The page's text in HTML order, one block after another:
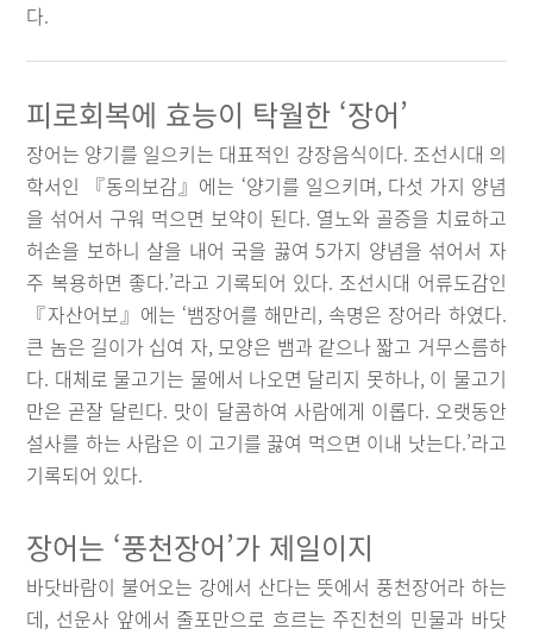
다.
피로회복에 효능이 탁월한 ‘장어’
장어는 양기를 일으키는 대표적인 강장음식이다. 조선시대 의
학서인 『동의보감』에는 ‘양기를 일으키며, 다섯 가지 양념
을 섞어서 구워 먹으면 보약이 된다. 열노와 골증을 치료하고
허손을 보하니 살을 내어 국을 끓여 5가지 양념을 섞어서 자
주 복용하면 좋다.’라고 기록되어 있다. 조선시대 어류도감인
『자산어보』에는 ‘뱀장어를 해만리, 속명은 장어라 하였다.
큰 놈은 길이가 십여 자, 모양은 뱀과 같으나 짧고 거무스름하
다. 대체로 물고기는 물에서 나오면 달리지 못하나, 이 물고기
만은 곧잘 달린다. 맛이 달콤하여 사람에게 이롭다. 오랫동안
설사를 하는 사람은 이 고기를 끓여 먹으면 이내 낫는다.’라고
기록되어 있다.
장어는 ‘풍천장어’가 제일이지
바닷바람이 불어오는 강에서 산다는 뜻에서 풍천장어라 하는
데, 선운사 앞에서 줄포만으로 흐르는 주진천의 민물과 바닷